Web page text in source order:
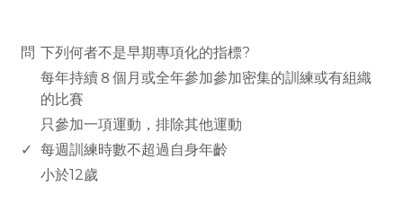
問 下列何者不是早期專項化的指標?
每年持續８個月或全年參加參加密集的訓練或有組織
的比賽
只參加一項運動，排除其他運動
✓ 每週訓練時數不超過自身年齡
小於12歲